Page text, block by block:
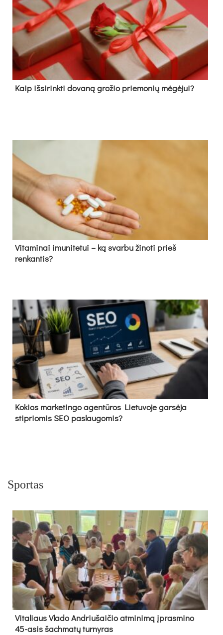
Kaip išsirinkti dovaną grožio priemonių mėgėjui?
Vitaminai imunitetui – ką svarbu žinoti prieš
renkantis?
Kokios marketingo agentūros Lietuvoje garsėja
stipriomis SEO paslaugomis?
Sportas
Vi­ta­liaus Vla­do And­riu­šai­čio at­mi­ni­mą įpras­mi­no
45-asis šach­ma­tų tur­ny­ras